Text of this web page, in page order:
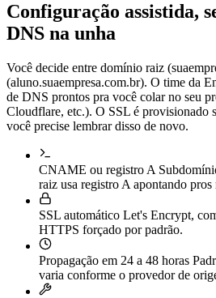
Configuração assistida,
DNS na unha
Você decide entre domínio raiz
(aluno.suaempresa.com.br). O time da
de DNS prontos pra você colar no seu
Cloudflare, etc.). O SSL é provisionado
você precise lembrar disso de novo.
CNAME ou registro A
raiz usa registro A apontando pros
SSL automático Let's Encrypt,
HTTPS forçado por padrão.
Propagação em 24 a 48 horas
varia conforme o provedor de